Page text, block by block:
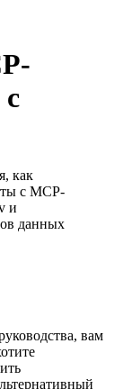
как
с MCP-
и
данных
вам